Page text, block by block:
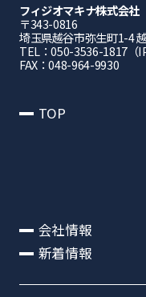
フィジオマキナ株式会社
〒343-0816
埼⽟県越⾕市弥⽣町1-4
TEL：050-3536-1817（
FAX：048-964-9930
TOP
会社情報
新着情報